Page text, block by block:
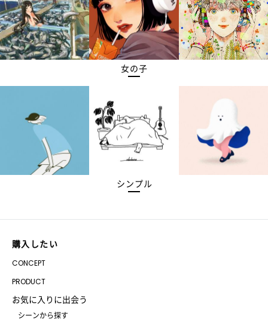
女の子
シンプル
購入したい
CONCEPT
PRODUCT
お気に入りに出会う
シーンから探す